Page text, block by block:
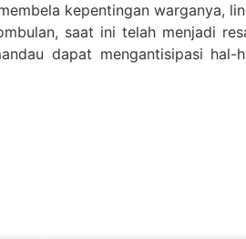
kepentingan warganya,
saat ini telah menjadi
dapat mengantisipasi